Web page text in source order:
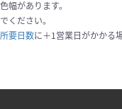
幅があります。
ください。
要日数に＋1営業日がかかる